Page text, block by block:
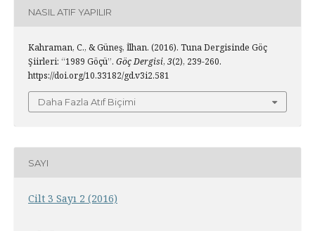
NASIL ATIF YAPILIR
Kahraman, C., & Güneş, İlhan. (2016). Tuna Dergisinde Göç
Şiirleri: “1989 Göçü”. Göç Dergisi, 3(2), 239-260.
https://doi.org/10.33182/gd.v3i2.581
Daha Fazla Atıf Biçimi
SAYI
Cilt 3 Sayı 2 (2016)